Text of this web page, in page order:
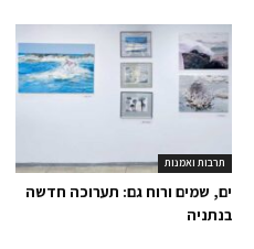
תרבות ואמנות
ים, שמים ורוח גם: תערוכה חדשה
בנתניה